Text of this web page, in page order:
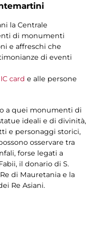
la Centrale
di monumenti
e affreschi che
di eventi
card e alle persone
a quei monumenti di
ideali e di divinità,
e personaggi storici,
osservare tra
forse legati a
il donario di S.
di Mauretania e la
Re Asiani.